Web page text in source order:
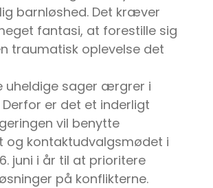
barnløshed. Det kræver
fantasi, at forestille sig
traumatisk oplevelse det
uheldige sager ærgrer i
Derfor er det et inderligt
vil benytte
og kontaktudvalgsmødet i
juni i år til at prioritere
på konflikterne.